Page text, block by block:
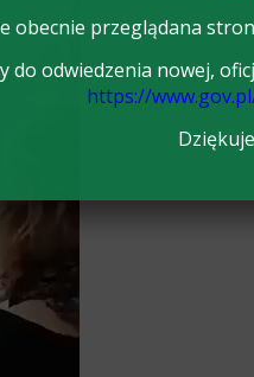
obecnie przeglądana
do odwiedzenia nowej,
https://